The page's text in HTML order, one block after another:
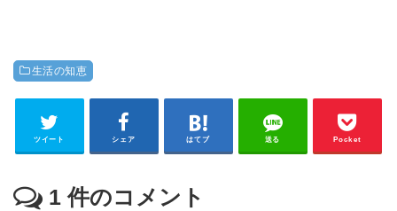
生活の知恵
ツイート シェア はてブ 送る Pocket
1件のコメント